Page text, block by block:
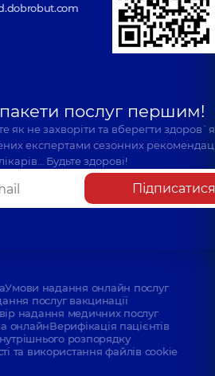
послуг першим!
як не захворіти та вберегти
експертами сезонних
Будьте здорові!
Підписатися
Умови надання онлайн послуг
послуг вакцинації
надання медичних послуг
онлайнВерифікація пацієнтів
розпорядку
та використання файлів cookie